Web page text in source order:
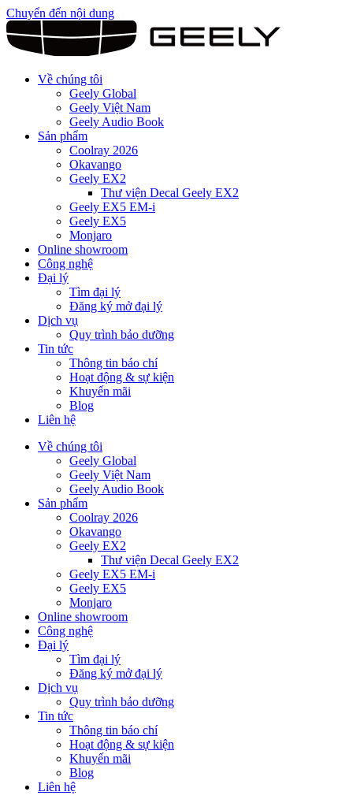
Chuyển đến nội dung
Về chúng tôi
Geely Global
Geely Việt Nam
Geely Audio Book
Sản phẩm
Coolray 2026
Okavango
Geely EX2
Thư viện Decal Geely EX2
Geely EX5 EM-i
Geely EX5
Monjaro
Online showroom
Công nghệ
Đại lý
Tìm đại lý
Đăng ký mở đại lý
Dịch vụ
Quy trình bảo dưỡng
Tin tức
Thông tin báo chí
Hoạt động & sự kiện
Khuyến mãi
Blog
Liên hệ
Về chúng tôi
Geely Global
Geely Việt Nam
Geely Audio Book
Sản phẩm
Coolray 2026
Okavango
Geely EX2
Thư viện Decal Geely EX2
Geely EX5 EM-i
Geely EX5
Monjaro
Online showroom
Công nghệ
Đại lý
Tìm đại lý
Đăng ký mở đại lý
Dịch vụ
Quy trình bảo dưỡng
Tin tức
Thông tin báo chí
Hoạt động & sự kiện
Khuyến mãi
Blog
Liên hệ